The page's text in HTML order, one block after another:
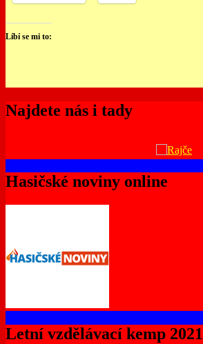
Líbí se mi to:
Najdete nás i tady
Hasičské noviny online
Letní vzdělávací kemp 2021